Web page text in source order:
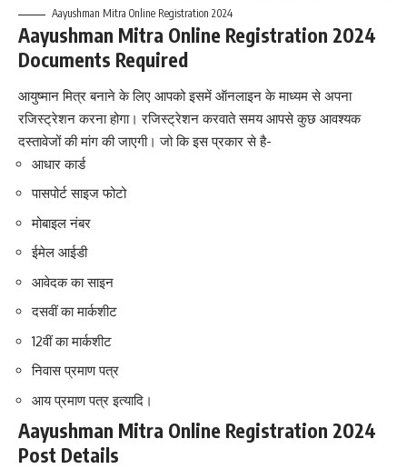
Aayushman Mitra Online Registration 2024
Aayushman Mitra Online Registration 2024
Documents Required
आयुष्मान मित्र बनाने के लिए आपको इसमें ऑनलाइन के माध्यम से अपना
रजिस्ट्रेशन करना होगा। रजिस्ट्रेशन करवाते समय आपसे कुछ आवश्यक
दस्तावेजों की मांग की जाएगी। जो कि इस प्रकार से है-
आधार कार्ड
पासपोर्ट साइज फोटो
मोबाइल नंबर
ईमेल आईडी
आवेदक का साइन
दसवीं का मार्कशीट
12वीं का मार्कशीट
निवास प्रमाण पत्र
आय प्रमाण पत्र इत्यादि।
Aayushman Mitra Online Registration 2024
Post Details